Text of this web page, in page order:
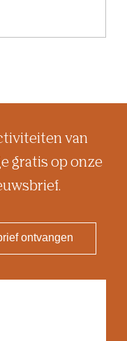
van
gratis op onze
ontvangen